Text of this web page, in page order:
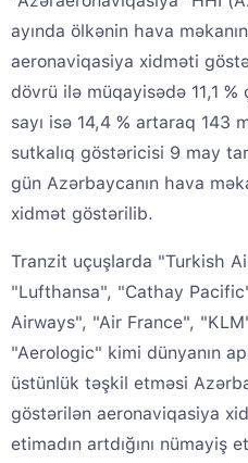
ayında ölkənin hava
aeronaviqasiya xidməti
dövrü ilə müqayisədə 11,1 %
sayı isə 14,4 % artaraq 143
sutkalıq göstəricisi 9 may
gün Azərbaycanın hava
xidmət göstərilib.
Tranzit uçuşlarda "Turkish
"Lufthansa", "Cathay
Airways", "Air France",
"Aerologic" kimi dünyanın
üstünlük təşkil etməsi
göstərilən aeronaviqasiya
etimadın artdığını nümayiş